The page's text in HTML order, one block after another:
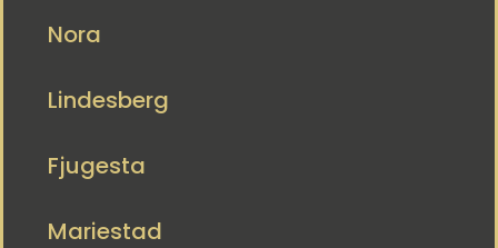
Nora
Lindesberg
Fjugesta
Mariestad